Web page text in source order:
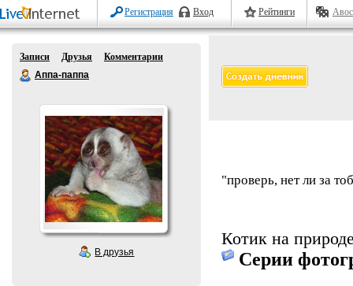
Регистрация Вход Рейтинги
Записи Друзья
Комментарии
Аппа-паппа
В друзья
"проверь, нет ли за
Котик на
Серии